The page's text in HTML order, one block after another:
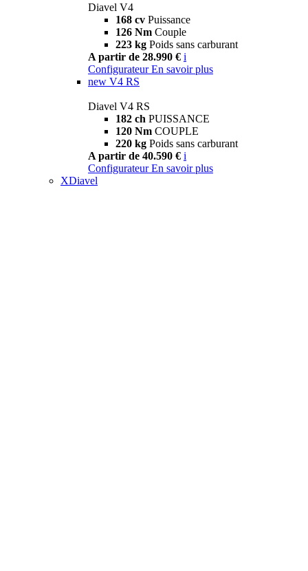
Diavel V4
168 cv Puissance
126 Nm Couple
223 kg Poids sans carburant
A partir de 28.990 € i
Configurateur En savoir plus
new V4 RS
Diavel V4 RS
182 ch PUISSANCE
120 Nm COUPLE
220 kg Poids sans carburant
A partir de 40.590 € i
Configurateur En savoir plus
XDiavel